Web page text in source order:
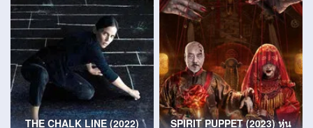
THE CHALK LINE (2022) SPIRIT PUPPET (2023) หุ่น